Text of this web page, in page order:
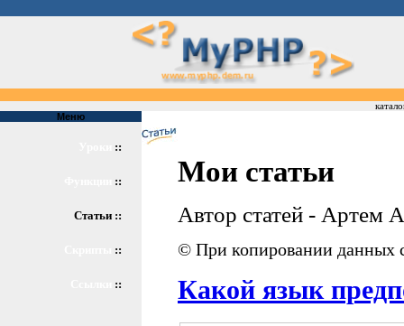
Меню
::
::
Статьи ::
::
::
Мои статьи
Автор статей - Артем
© При копировании данных
Какой язык